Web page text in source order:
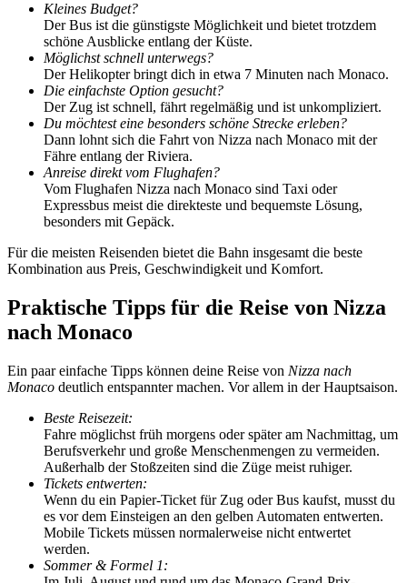
Kleines Budget?
Der Bus ist die günstigste Möglichkeit und bietet trotzdem
schöne Ausblicke entlang der Küste.
Möglichst schnell unterwegs?
Der Helikopter bringt dich in etwa 7 Minuten nach Monaco.
Die einfachste Option gesucht?
Der Zug ist schnell, fährt regelmäßig und ist unkompliziert.
Du möchtest eine besonders schöne Strecke erleben?
Dann lohnt sich die Fahrt von Nizza nach Monaco mit der
Fähre entlang der Riviera.
Anreise direkt vom Flughafen?
Vom Flughafen Nizza nach Monaco sind Taxi oder
Expressbus meist die direkteste und bequemste Lösung,
besonders mit Gepäck.
Für die meisten Reisenden bietet die Bahn insgesamt die beste
Kombination aus Preis, Geschwindigkeit und Komfort.
Praktische Tipps für die Reise von Nizza
nach Monaco
Ein paar einfache Tipps können deine Reise von Nizza nach
Monaco deutlich entspannter machen. Vor allem in der Hauptsaison.
Beste Reisezeit:
Fahre möglichst früh morgens oder später am Nachmittag, um
Berufsverkehr und große Menschenmengen zu vermeiden.
Außerhalb der Stoßzeiten sind die Züge meist ruhiger.
Tickets entwerten:
Wenn du ein Papier-Ticket für Zug oder Bus kaufst, musst du
es vor dem Einsteigen an den gelben Automaten entwerten.
Mobile Tickets müssen normalerweise nicht entwertet
werden.
Sommer & Formel 1: